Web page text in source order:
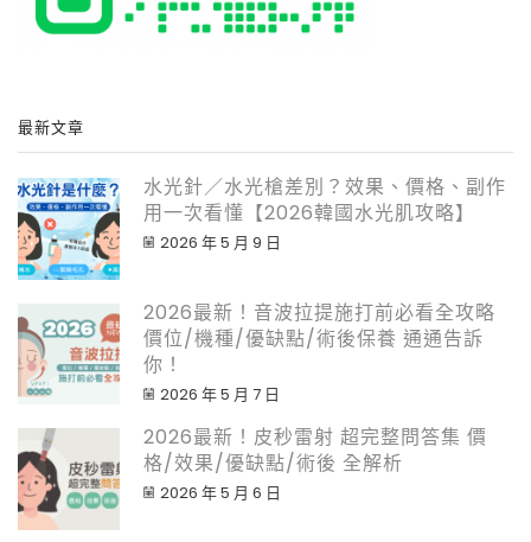
最新文章
水光針／水光槍差別？效果、價格、副作
用一次看懂【2026韓國水光肌攻略】
2026 年 5 月 9 日
2026最新！音波拉提施打前必看全攻略
價位/機種/優缺點/術後保養 通通告訴
你！
2026 年 5 月 7 日
2026最新！皮秒雷射 超完整問答集 價
格/效果/優缺點/術後 全解析
2026 年 5 月 6 日